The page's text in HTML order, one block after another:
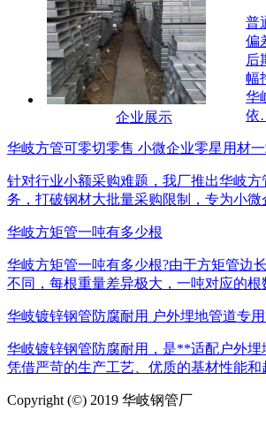
企业展示
普
偏
后
幅
华
依
华岐方管可零切零售 小微企业零星用材
针对行业小额采购难题，我厂推出华岐方
务，打破钢材大批量采购限制，专为小
华岐方矩管一吨有多少根
华岐方矩管一吨有多少根?由于方矩管边
不同，每根重量差异极大，一吨对应的
华岐镀锌钢管防腐耐用 户外埋地管道专
华岐镀锌钢管防腐耐用，是**适配户外埋
凭借严苛的生产工艺、优质的基材性能
Copyright (©) 2019 华岐钢管厂